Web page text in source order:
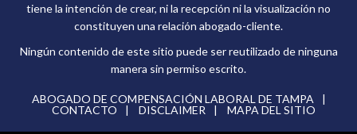
tiene la intención de crear, ni la recepción ni la visualización no
constituyen una relación abogado-cliente.
Ningún contenido de este sitio puede ser reutilizado de ninguna
manera sin permiso escrito.
ABOGADO DE COMPENSACIÓN LABORAL DE TAMPA
CONTACTO
DISCLAIMER MAPA DEL SITIO